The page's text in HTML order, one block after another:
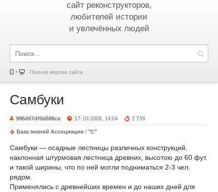
сайт реконструкторов,
любителей истории
и увлечённых людей
Полная версия сайта
Самбуки
996d67df0d686ca 17-10-2008, 14:04 2 739
База знаний Ассоциации / "С"
Самбуки — осадные лестницы различных конструкций,
наклонная штурмовая лестница древних, высотою до 60 фут.
и такой ширины, что по ней могли подниматься 2-3 чел.
рядом.
Применялись с древнейших времен и до наших дней для